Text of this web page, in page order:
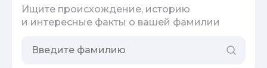
Ищите происхождение, историю
и интересные факты о вашей фамилии